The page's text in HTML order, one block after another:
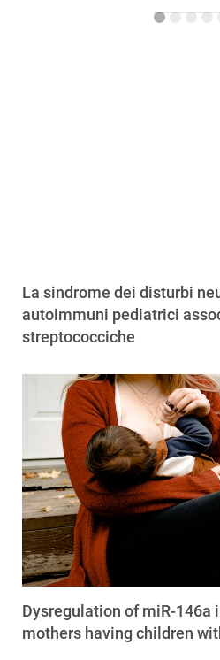
La sindrome dei disturbi
autoimmuni pediatrici
streptococciche
Dysregulation of miR-146a
mothers having children